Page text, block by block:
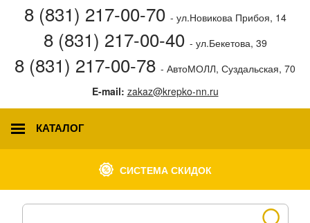
8 (831) 217-00-70 - ул.Новикова Прибоя, 14
8 (831) 217-00-40 - ул.Бекетова, 39
8 (831) 217-00-78 - АвтоМОЛЛ, Суздальская, 70
E-mail: zakaz@krepko-nn.ru
КАТАЛОГ
СИСТЕМА СКИДОК